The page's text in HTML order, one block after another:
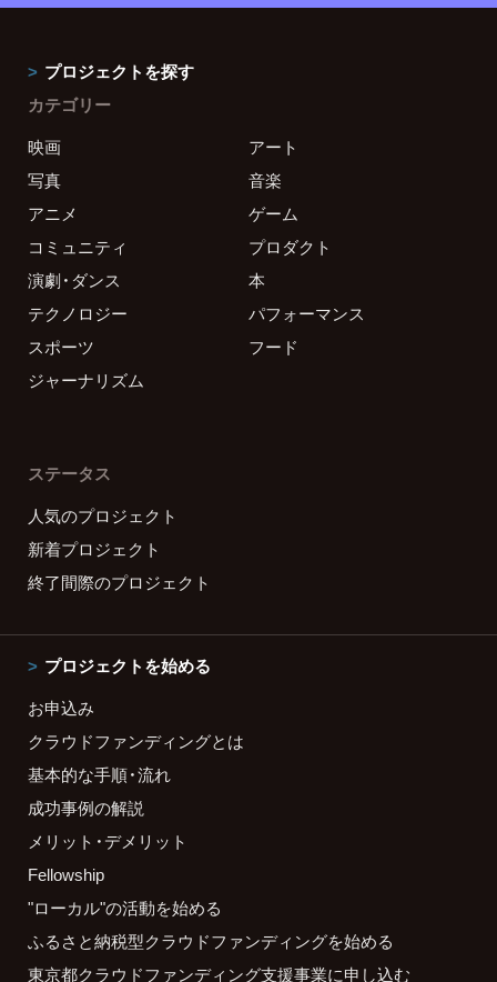
プロジェクトを探す
カテゴリー
映画
アート
写真
音楽
アニメ
ゲーム
コミュニティ
プロダクト
演劇・ダンス
本
テクノロジー
パフォーマンス
スポーツ
フード
ジャーナリズム
ステータス
人気のプロジェクト
新着プロジェクト
終了間際のプロジェクト
プロジェクトを始める
お申込み
クラウドファンディングとは
基本的な手順・流れ
成功事例の解説
メリット・デメリット
Fellowship
"ローカル"の活動を始める
ふるさと納税型クラウドファンディングを始める
東京都クラウドファンディング支援事業に申し込む